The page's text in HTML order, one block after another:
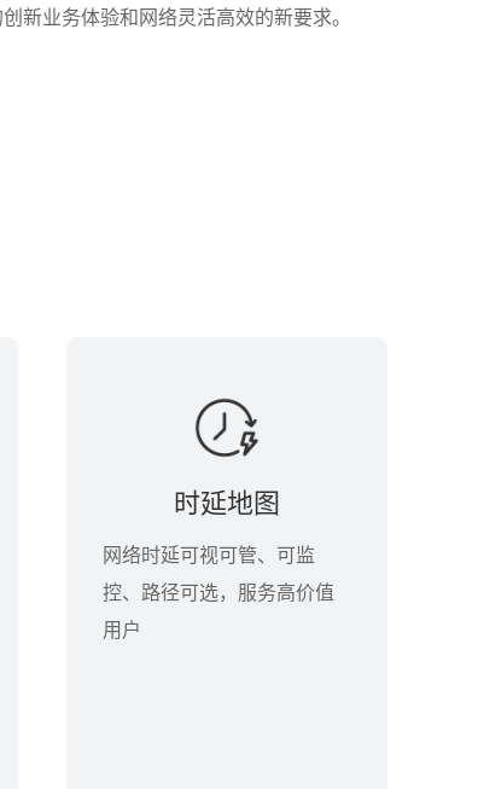
新业务体验和网络灵活高效的新要求。
时延地图
网络时延可视可管、可监
控、路径可选，服务高价值
用户